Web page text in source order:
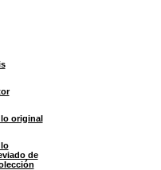
original
de